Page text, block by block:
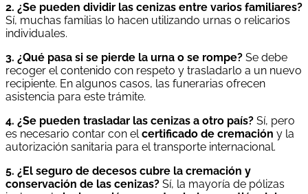
2. ¿Se pueden dividir las cenizas entre varios familiares?
Sí, muchas familias lo hacen utilizando urnas o relicarios
individuales.
3. ¿Qué pasa si se pierde la urna o se rompe? Se debe
recoger el contenido con respeto y trasladarlo a un nuevo
recipiente. En algunos casos, las funerarias ofrecen
asistencia para este trámite.
4. ¿Se pueden trasladar las cenizas a otro país? Sí, pero
es necesario contar con elcertificado de cremación y la
autorización sanitaria para el transporte internacional.
5. ¿El seguro de decesos cubre la cremación y
conservación de las cenizas? Sí, la mayoría de pólizas